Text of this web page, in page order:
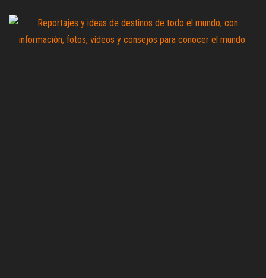
contenido